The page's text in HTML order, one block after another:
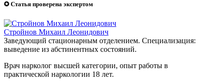
✪ Статья проверена экспертом
Стройнов Михаил Леонидович
Заведующий стационарным отделением. Специализация:
выведение из абстинентных состояний.
Врач нарколог высшей категории, опыт работы в
практической наркологии 18 лет.